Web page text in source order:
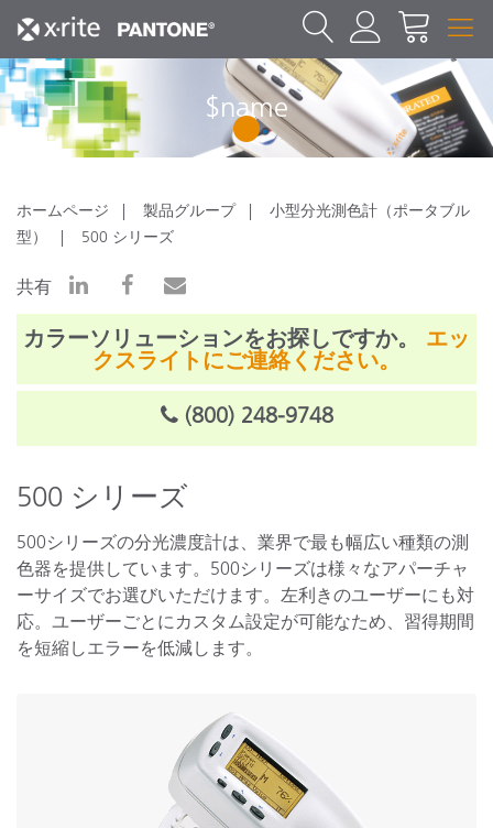
$name
1
ホームページ 製品グループ
小型分光測色計（ポータブル
型）
500 シリーズ
共有
カラーソリューションをお探しですか。 エッ
クスライトにご連絡ください。
(800) 248-9748
500 シリーズ
500シリーズの分光濃度計は、業界で最も幅広い種類の測
色器を提供しています。 500シリーズは様々なアパーチャ
ーサイズでお選びいただけます。左利きのユーザーにも対
応。ユーザーごとにカスタム設定が可能なため、習得期間
を短縮しエラーを低減します。